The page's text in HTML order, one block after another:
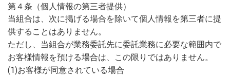
第４条（個人情報の第三者提供）
当組合は、次に掲げる場合を除いて個人情報を第三者に提
供することはありません。
ただし、当組合が業務委託先に委託業務に必要な範囲内で
お客様情報を預ける場合は、この限りではありません。
(1)お客様が同意されている場合